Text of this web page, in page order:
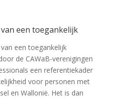
een toegankelijk
een toegankelijk
de CAWaB-verenigingen
een referentiekader
voor personen met
en Wallonië. Het is dan